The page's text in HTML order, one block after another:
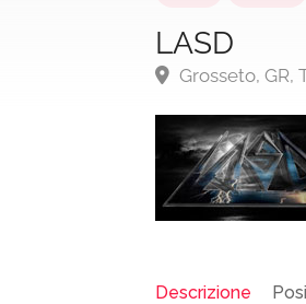
LASD
Grosseto, GR,
Descrizione